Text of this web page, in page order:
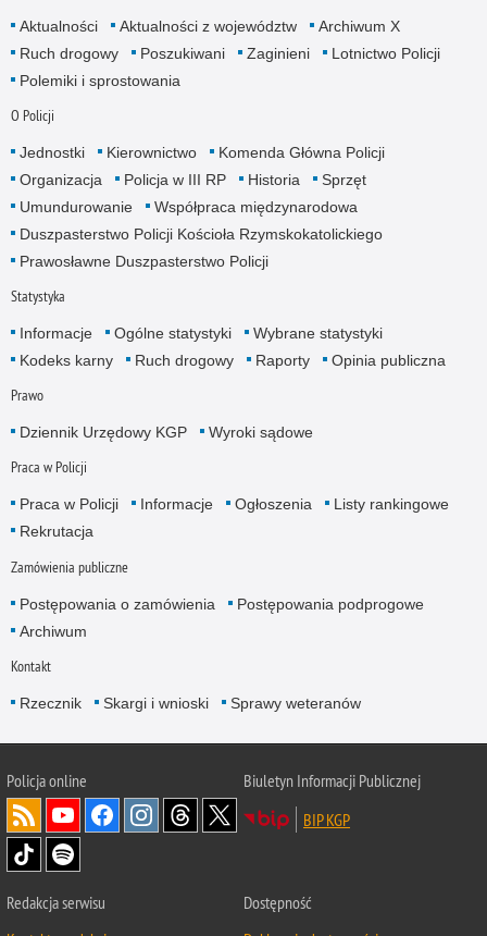
Aktualności Aktualności z województw
Archiwum X
Ruch drogowy
Poszukiwani Zaginieni
Lotnictwo Policji
Polemiki i sprostowania
O Policji
Jednostki Kierownictwo
Komenda Główna Policji
Organizacja
Policja w III RP Historia
Sprzęt
Umundurowanie
Współpraca międzynarodowa
Duszpasterstwo Policji Kościoła Rzymskokatolickiego
Prawosławne Duszpasterstwo Policji
Statystyka
Informacje Ogólne statystyki
Wybrane statystyki
Kodeks karny
Ruch drogowy Raporty Opinia publiczna
Prawo
Dziennik Urzędowy KGP Wyroki sądowe
Praca w Policji
Praca w Policji Informacje Ogłoszenia
Listy rankingowe
Rekrutacja
Zamówienia publiczne
Postępowania o zamówienia
Postępowania podprogowe
Archiwum
Kontakt
Rzecznik Skargi i wnioski Sprawy weteranów
Policjaonline
Biuletyn Informacji Publicznej
BIP KGP
Redakcja serwisu
Dostępność